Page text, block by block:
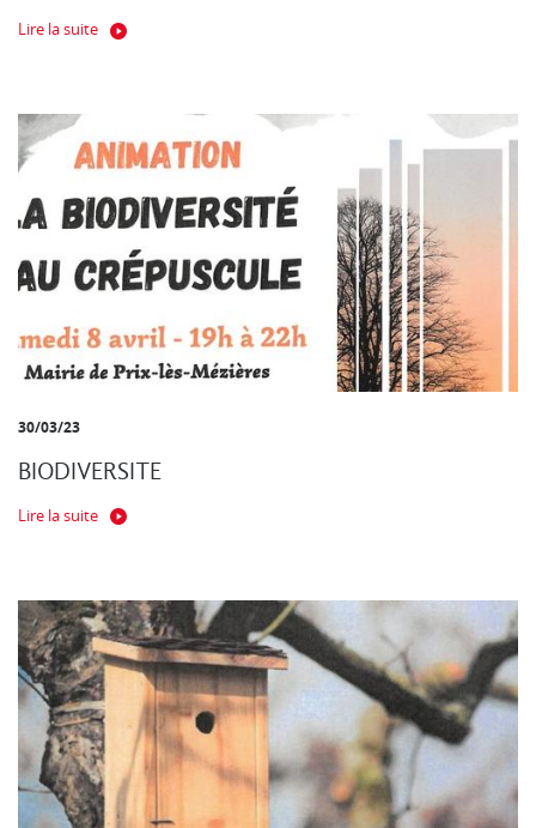
Lire la suite
30/03/23
BIODIVERSITE
Lire la suite